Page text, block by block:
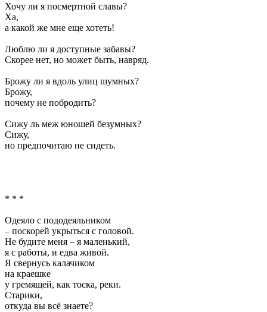
Хочу ли я посмертной славы?
Ха,
а какой же мне еще хотеть!
Люблю ли я доступные забавы?
Скорее нет, но может быть, навряд.
Брожу ли я вдоль улиц шумных?
Брожу,
почему не побродить?
Сижу ль меж юношей безумных?
Сижу,
но предпочитаю не сидеть.
* * *
Одеяло с пододеяльником
– поскорей укрыться с головой.
Не будите меня – я маленький,
я с работы, и едва живой.
Я свернусь калачиком
на краешке
у гремящей, как тоска, реки.
Старики,
откуда вы всё знаете?